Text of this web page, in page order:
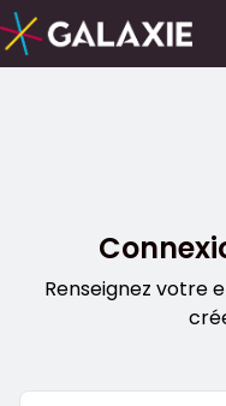
Aller au contenu
Renseignez votre